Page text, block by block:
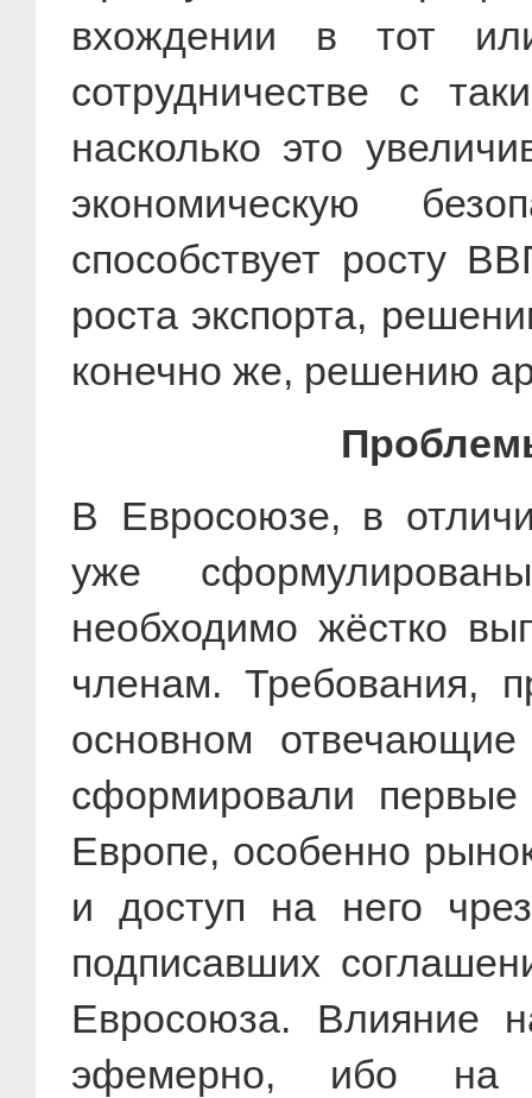
вхождении в тот
сотрудничестве с
насколько это
экономическую
способствует росту
роста экспорта,
конечно же, решению
В Евросоюзе, в
уже
необходимо жёстко
членам. Требования,
основном
сформировали
Европе, особенно
и доступ на него
подписавших
Евросоюза. Влияние
эфемерно, ибо на